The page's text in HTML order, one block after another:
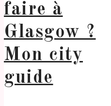
faire à
Glasgow ?
Mon city
guide